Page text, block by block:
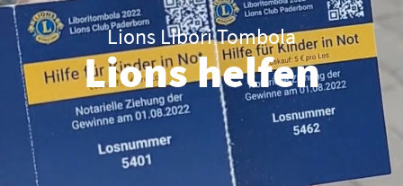
Lions Libori Tombola
Lions helfen